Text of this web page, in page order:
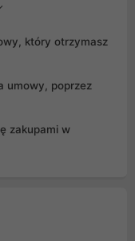
który otrzymasz
umowy, poprzez
zakupami w